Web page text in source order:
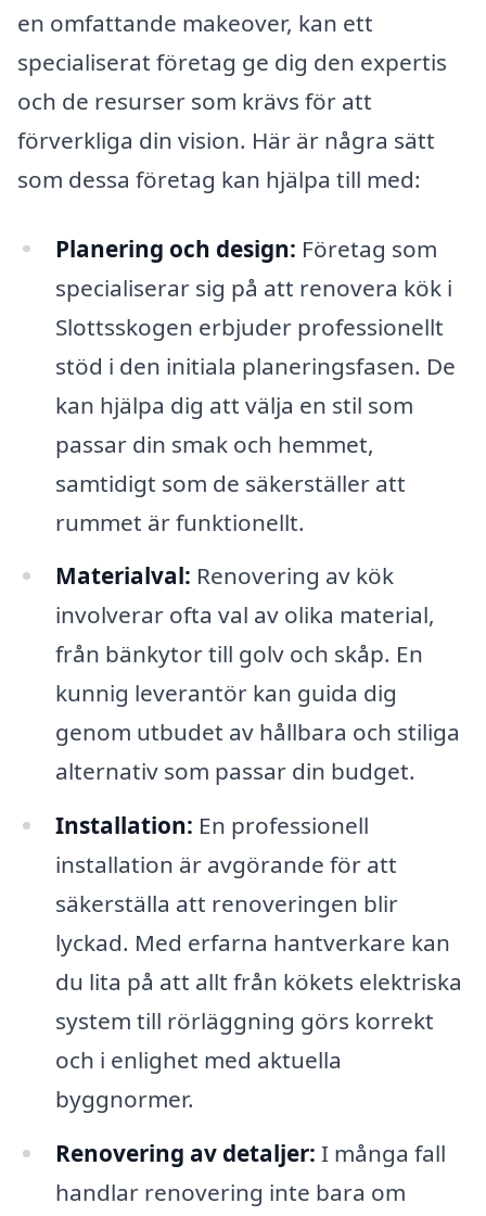
en omfattande makeover, kan ett
specialiserat företag ge dig den expertis
och de resurser som krävs för att
förverkliga din vision. Här är några sätt
som dessa företag kan hjälpa till med:
Planering och design: Företag som
specialiserar sig på att renovera kök i
Slottsskogen erbjuder professionellt
stöd i den initiala planeringsfasen. De
kan hjälpa dig att välja en stil som
passar din smak och hemmet,
samtidigt som de säkerställer att
rummet är funktionellt.
Materialval: Renovering av kök
involverar ofta val av olika material,
från bänkytor till golv och skåp. En
kunnig leverantör kan guida dig
genom utbudet av hållbara och stiliga
alternativ som passar din budget.
Installation: En professionell
installation är avgörande för att
säkerställa att renoveringen blir
lyckad. Med erfarna hantverkare kan
du lita på att allt från kökets elektriska
system till rörläggning görs korrekt
och i enlighet med aktuella
byggnormer.
Renovering av detaljer: I många fall
handlar renovering inte bara om